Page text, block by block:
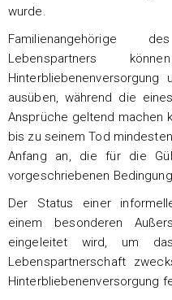
wurde.
Familienangehörige
Lebenspartners
ausüben, während die
Ansprüche geltend machen
bis zu seinem Tod
Anfang an, die für die
vorgeschriebenen
Der Status einer
einem besonderen
eingeleitet wird, um
Lebenspartnerschaft
Hinterbliebenenversorgung